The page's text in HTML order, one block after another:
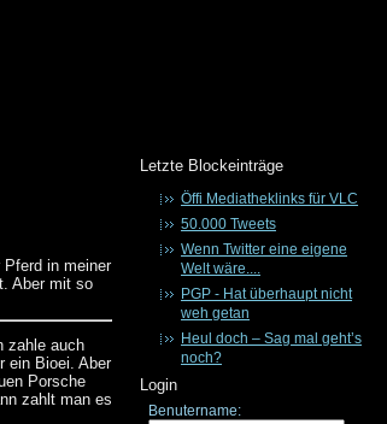
in meiner
Aber mit so
zahle auch
ein Bioei. Aber
Porsche
zahlt man es
Letzte Blockeinträge
Öffi Mediatheklinks für VLC
50.000 Tweets
Wenn Twitter eine eigene
Welt wäre....
PGP - Hat überhaupt nicht
weh getan
Heul doch – Sag mal geht’s
noch?
Login
Benutername: